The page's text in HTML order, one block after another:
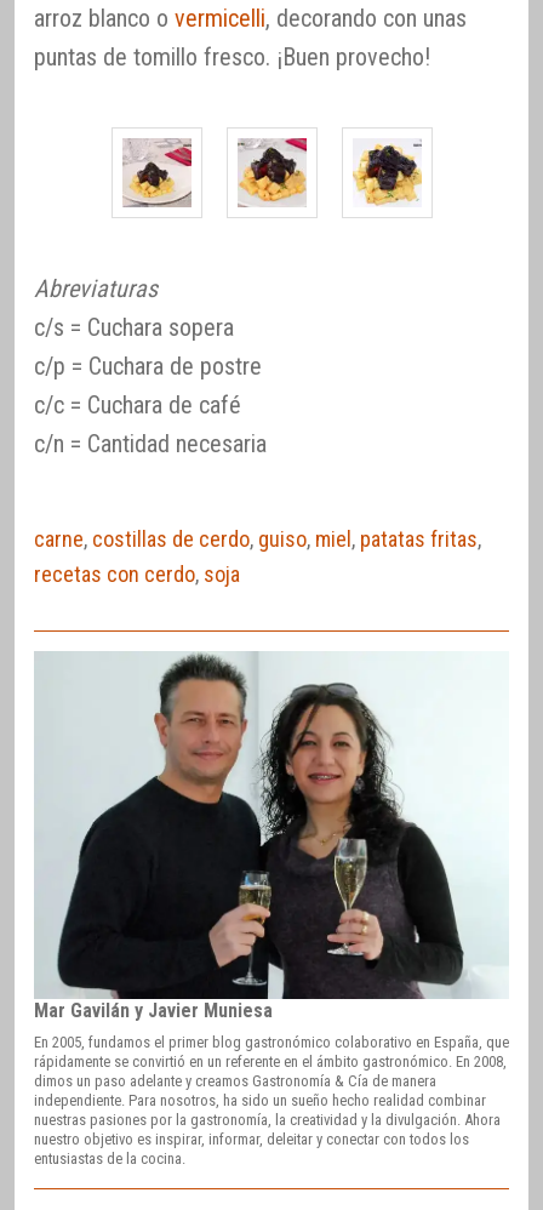
arroz blanco o vermicelli, decorando con unas
puntas de tomillo fresco. ¡Buen provecho!
Abreviaturas
c/s = Cuchara sopera
c/p = Cuchara de postre
c/c = Cuchara de café
c/n = Cantidad necesaria
carne, costillas de cerdo, guiso, miel, patatas fritas,
recetas con cerdo, soja
Mar Gavilán y Javier Muniesa
En 2005, fundamos el primer blog gastronómico colaborativo en España, que
rápidamente se convirtió en un referente en el ámbito gastronómico. En 2008,
dimos un paso adelante y creamos Gastronomía & Cía de manera
independiente. Para nosotros, ha sido un sueño hecho realidad combinar
nuestras pasiones por la gastronomía, la creatividad y la divulgación. Ahora
nuestro objetivo es inspirar, informar, deleitar y conectar con todos los
entusiastas de la cocina.